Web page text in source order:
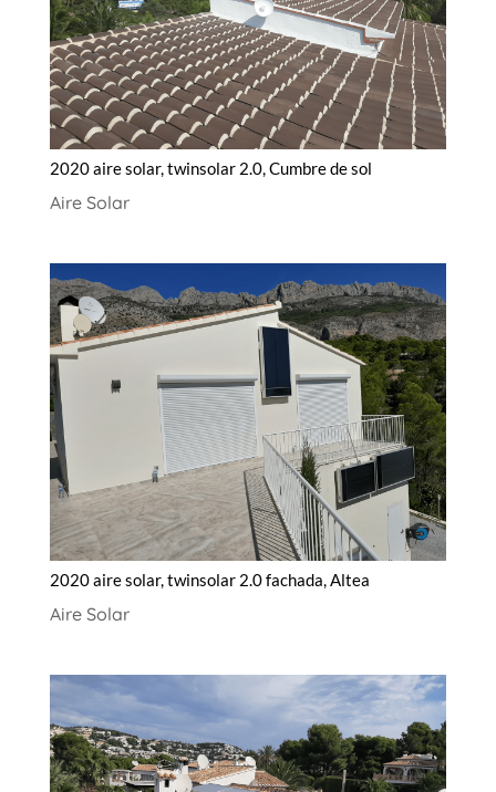
2020 aire solar, twinsolar 2.0, Cumbre de sol
Aire Solar
2020 aire solar, twinsolar 2.0 fachada, Altea
Aire Solar